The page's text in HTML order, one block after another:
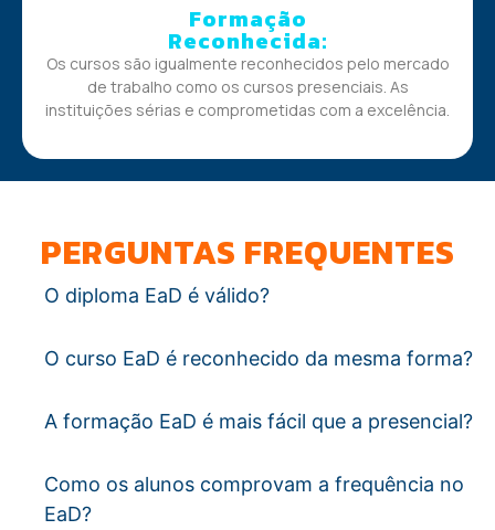
Formação
Reconhecida:
Os cursos são igualmente reconhecidos pelo mercado
de trabalho como os cursos presenciais. As
instituições sérias e comprometidas com a excelência.
PERGUNTAS FREQUENTES
O diploma EaD é válido?
O curso EaD é reconhecido da mesma forma?
A formação EaD é mais fácil que a presencial?
Como os alunos comprovam a frequência no
EaD?